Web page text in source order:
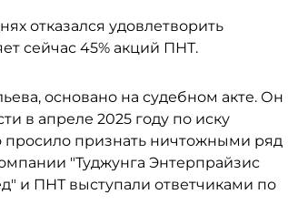
отказался удовлетворить
сейчас 45% акций ПНТ.
основано на судебном акте. Он
в апреле 2025 году по иску
просило признать ничтожными ряд
"Туджунга Энтерпрайзис
и ПНТ выступали ответчиками по